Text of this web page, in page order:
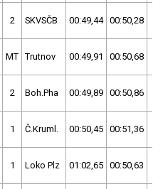
2 SKVSČB 00:49,44 00:50,28
MT Trutnov 00:49,91 00:50,68
2 Boh.Pha 00:49,89 00:50,86
1 Č.Kruml. 00:50,45 00:51,36
1 Loko Plz 01:02,65 00:50,63